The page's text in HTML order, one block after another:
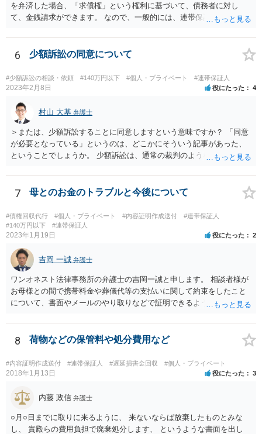
を弁済した場合、「求償権」という権利に基づいて、債務者に対し
て、金銭請求ができます。 なので、一般的には、連帯保証人が代わり
者が連帯債務者に支払わなければならない、ということになります。
ご質問の構成の違いを確認されたい意図は分かりかねますが、結論と
しては、一般的には「求償権」に基づいて上記のような処理になるか
と思います。
6 少額訴訟の同意について
#少額訴訟の相談・依頼 #140万円以下 #個人・プライベート #連帯保証人
2023年2月8日 役にたった 4
村山 大基 弁護士
＞または、少額訴訟することに同意しますという意味ですか？ 「同意
が必要となっている」というのは、どこかにそういう記事があった、
ということでしょうか。 少額訴訟は、通常の裁判のようなきちんとし
思います（多分）。 実際の流れとしては、少額訴訟では嫌だ、と被告
が考えた場合、 通常の訴訟でやってほしい、と裁判所に対して書類を
7 母とのお金のトラブルと今後について
#債権回収代行 #個人・プライベート #内容証明作成送付
#連帯保証人
#140万円以下
#連帯保証人
2023年1月19日 役にたった 2
吉岡 一誠 弁護士
ワンオネスト法律事務所の弁護士の吉岡一誠と申します。 相談者様が
お母様との間で携帯料金や葬儀代等の支払いに関して約束をしたこと
について、書面やメールのやり取りなどで証明できるようであれば、
の資力が乏しいとなると、判決が下りても実際に回収することができ
ない可能性があるため、不定期でも少しずつでも返済があるようであ
れば、コストをかけて裁判を起こすよりも、このまま分割払いを続け
てもらう方が良いかもしれません。 なお、保証人欄の無断署名の件
は、お母様に注意するしかないですが、お母様が勝手に署名した場合
求が来た場合は支払いを拒否できます。
8 荷物などの保管料や処分費用など
#内容証明作成送付 #連帯保証人 #遅延損害金回収 #個人・プライベート
2018年1月13日 役にたった 3
内藤 政信 弁護士
○月○日までに取りに来るように、 来ないならば放棄したものとみな
し、 貴殿らの費用負担で廃棄処分します、 というような書面を出し